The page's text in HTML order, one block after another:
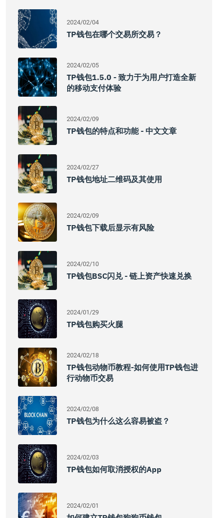
2024/02/04
TP钱包在哪个交易所交易？
2024/02/05
TP钱包1.5.0 - 致力于为用户打造全新
的移动支付体验
2024/02/09
TP钱包的特点和功能 - 中文文章
2024/02/27
TP钱包地址二维码及其使用
2024/02/09
TP钱包下载后显示有风险
2024/02/10
TP钱包BSC闪兑 - 链上资产快速兑换
2024/01/29
TP钱包购买火腿
2024/02/18
TP钱包动物币教程-如何使用TP钱包进
行动物币交易
2024/02/08
TP钱包为什么这么容易被盗？
2024/02/03
TP钱包如何取消授权的App
2024/02/01